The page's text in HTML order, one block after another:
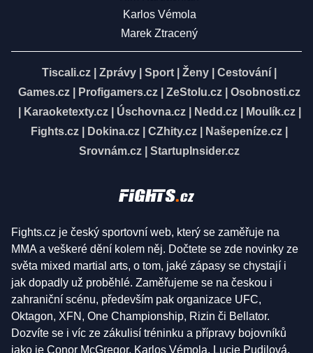
Karlos Vémola
Marek Ztracený
Tiscali.cz Zprávy Sport Ženy Cestování
Games.cz
Profigamers.cz ZeStolu.cz
Osobnosti.cz
Karaoketexty.cz| Úschovna.cz| Nedd.cz| Moulík.cz|
Fights.cz
Dokina.cz CZhity.cz Našepeníze.cz
Srovnám.cz
StartupInsider.cz
Fights.cz je český sportovní web, který se zaměřuje na
MMA a veškeré dění kolem něj. Dočtete se zde novinky ze
světa mixed martial arts, o tom, jaké zápasy se chystají i
jak dopadly už proběhlé. Zaměřujeme se na českou i
zahraniční scénu, především pak organizace UFC,
Oktagon, XFN, One Championship, Rizin či Bellator.
Dozvíte se i víc ze zákulisí tréninku a přípravy bojovníků
jako je Conor McGregor, Karlos Vémola, Lucie Pudilová,